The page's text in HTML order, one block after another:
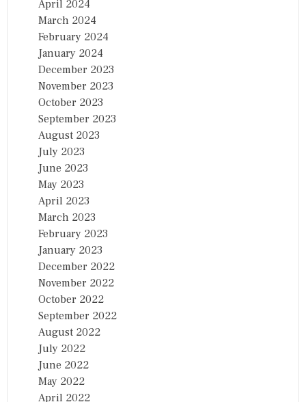
April 2024
March 2024
February 2024
January 2024
December 2023
November 2023
October 2023
September 2023
August 2023
July 2023
June 2023
May 2023
April 2023
March 2023
February 2023
January 2023
December 2022
November 2022
October 2022
September 2022
August 2022
July 2022
June 2022
May 2022
April 2022